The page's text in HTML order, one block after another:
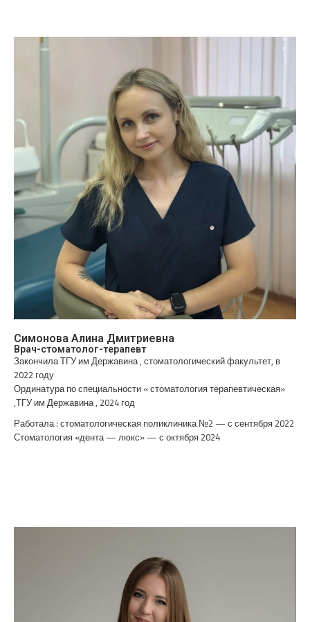
Симонова Алина Дмитриевна
Врач-стоматолог-терапевт
Закончила ТГУ им Державина , стоматологический факультет, в
2022 году
Ординатура по специальности « стоматология терапевтическая»
,ТГУ им Державина , 2024 год
Работала : стоматологическая поликлиника №2 — с сентября 2022
Стоматология «дента — люкс» — с октября 2024